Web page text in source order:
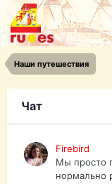
Наши путешествия
Чат
Телеграмм
Firebird
Друзья - из
Firebird
Мы просто
нормально